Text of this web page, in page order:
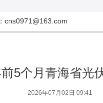
cns0971@163.com
5个月青海省光
2026年07月02日 09:41